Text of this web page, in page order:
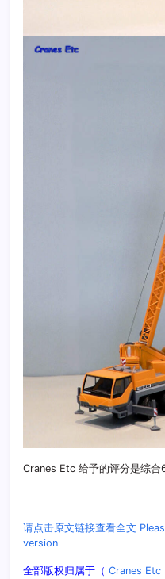
Cranes Etc 给予的评分是综合
请点击原文链接查看全文
version
全部版权归属于（ Cranes Etc